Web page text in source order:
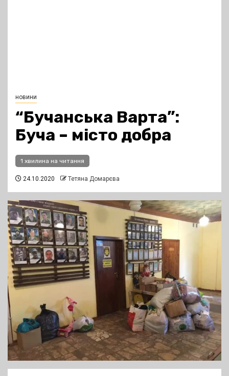
новини
“Бучанська Варта”:
Буча – місто добра
1 хвилина на читання
24.10.2020 Тетяна Домарєва